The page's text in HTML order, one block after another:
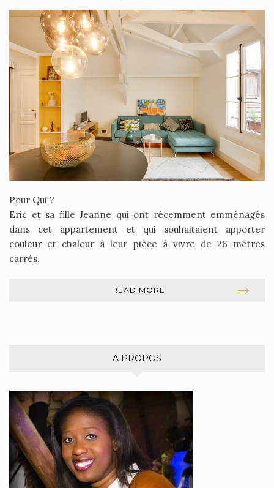
Pour Qui ?
Eric et sa fille Jeanne qui ont récemment emménagés
dans cet appartement et qui souhaitaient apporter
couleur et chaleur à leur pièce à vivre de 26 métres
carrés.
READ MORE
A PROPOS